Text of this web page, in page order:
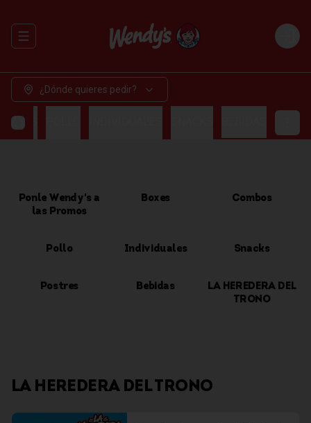
Abrir menu de navegación Login
¿Dónde quieres pedir?
Ponle Wendy's a
las Promos
Boxes Combos
Pollo Individuales Snacks
Postres Bebidas
LA HEREDERA DEL
TRONO
LA HEREDERA DEL TRONO